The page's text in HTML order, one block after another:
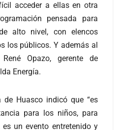
acceder a ellas en otra
pensada para
alto nivel, con elencos
los públicos. Y además al
Opazo, gerente de
Energía.
de Huasco indicó que “es
para los niños, para
es un evento entretenido y